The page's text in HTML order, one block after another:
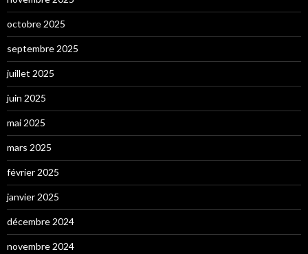
octobre 2025
septembre 2025
juillet 2025
juin 2025
mai 2025
mars 2025
février 2025
janvier 2025
décembre 2024
novembre 2024